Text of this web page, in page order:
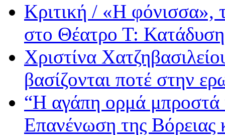
Κριτική / «Η φόνισσα»,
στο Θέατρο Τ:
Χριστίνα
βασίζονται ποτέ στην
“Η αγάπη ορμά
Επανένωση της Βόρειας